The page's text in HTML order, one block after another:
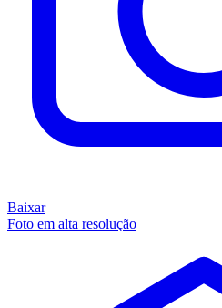
Baixar
Foto em alta resolução